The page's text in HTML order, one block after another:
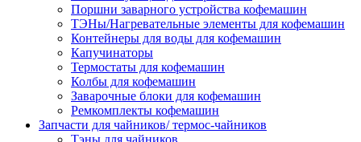
Поршни заварного устройства кофемашин
ТЭНы/Нагревательные элементы для кофемашин
Контейнеры для воды для кофемашин
Капучинаторы
Термостаты для кофемашин
Колбы для кофемашин
Заварочные блоки для кофемашин
Ремкомплекты кофемашин
Запчасти для чайников/ термос-чайников
Тэны для чайников